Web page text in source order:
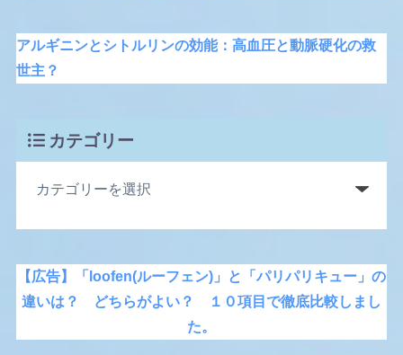
アルギニンとシトルリンの効能：高血圧と動脈硬化の救
世主？
カテゴリー
【広告】「loofen(ルーフェン)」と「パリパリキュー」の
違いは？ どちらがよい？ １０項目で徹底比較しまし
た。